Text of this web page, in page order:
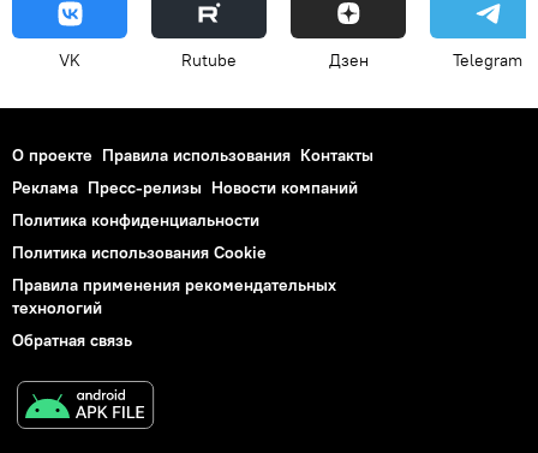
VK Rutube Дзен Telegram
О проекте Правила использования Контакты
Реклама Пресс-релизы Новости компаний
Политика конфиденциальности
Политика использования Cookie
Правила применения рекомендательных
технологий
Обратная связь